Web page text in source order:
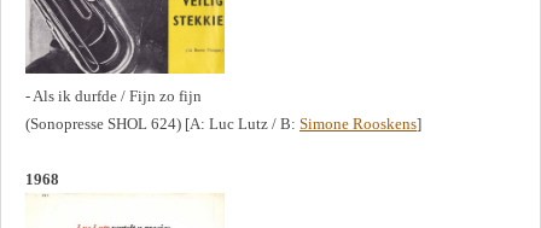
- Als ik durfde / Fijn zo fijn
(Sonopresse SHOL 624) [A: Luc Lutz / B: Simone Rooskens]
1968